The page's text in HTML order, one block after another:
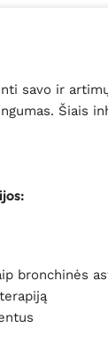
savo ir
Šiais